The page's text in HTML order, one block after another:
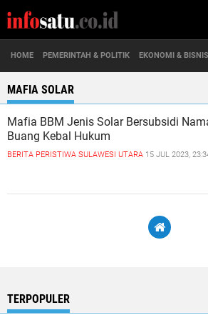
HOME PEMERINTAH & POLITIK EKONOMI & BISNIS
MAFIA SOLAR
Mafia BBM Jenis Solar Bersubsidi
Buang Kebal Hukum
BERITA PERISTIWA SULAWESI UTARA 15 JUL 2023,
TERPOPULER